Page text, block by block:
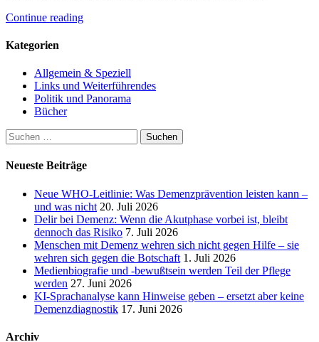
Continue reading
Kategorien
Allgemein & Speziell
Links und Weiterführendes
Politik und Panorama
Bücher
Suchen
nach:
Neueste Beiträge
Neue WHO-Leitlinie: Was Demenzprävention leisten kann –
und was nicht 20. Juli 2026
Delir bei Demenz: Wenn die Akutphase vorbei ist, bleibt
dennoch das Risiko 7. Juli 2026
Menschen mit Demenz wehren sich nicht gegen Hilfe – sie
wehren sich gegen die Botschaft 1. Juli 2026
Medienbiografie und -bewußtsein werden Teil der Pflege
werden 27. Juni 2026
KI-Sprachanalyse kann Hinweise geben – ersetzt aber keine
Demenzdiagnostik 17. Juni 2026
Archiv